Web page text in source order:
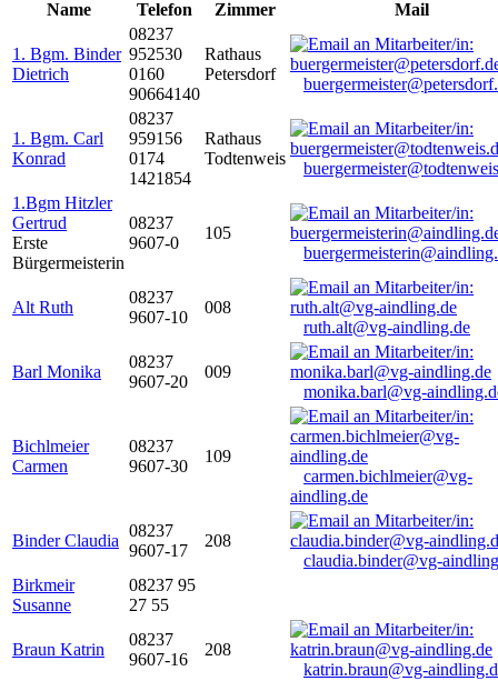
Name
Telefon Zimmer Mail
1. Bgm. Binder
Dietrich
08237
952530
0160
90664140
Rathaus
Petersdorf
1. Bgm. Carl
Konrad
08237
959156
0174
1421854
Rathaus
Todtenweis
1.Bgm Hitzler
Gertrud
Erste
Bürgermeisterin
08237
9607-0
105
Alt Ruth
08237
9607-10
008
ruth.alt@vg-aindling.de
Barl Monika
08237
9607-20
009
monika.barl@vg-
Bichlmeier
Carmen
08237
9607-30
109
carmen.bichlmeier@vg-
aindling.de
Binder Claudia
08237
9607-17
208
claudia.binder@vg-
Birkmeir
Susanne
08237 95
27 55
Braun Katrin
08237
9607-16
208
katrin.braun@vg-